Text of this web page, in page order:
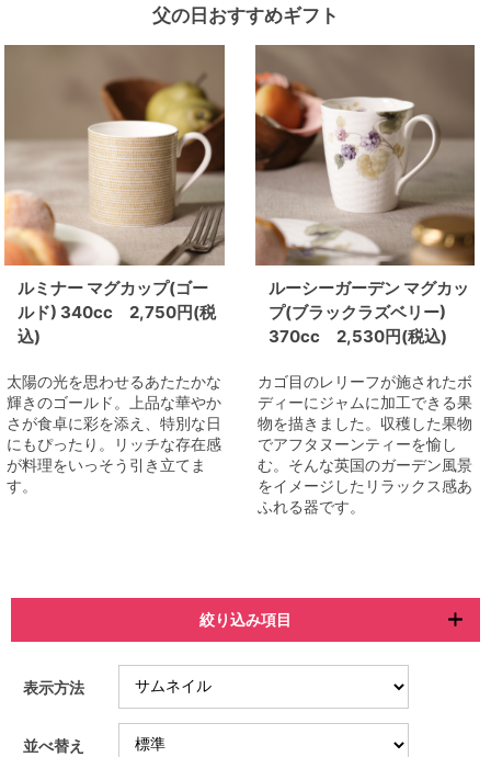
父の日おすすめギフト
ルミナー マグカップ(ゴー
ルド) 340cc 2,750円(税
込)
太陽の光を思わせるあたたかな
輝きのゴールド。上品な華やか
さが食卓に彩を添え、特別な日
にもぴったり。リッチな存在感
が料理をいっそう引き立てま
す。
ルーシーガーデン マグカッ
プ(ブラックラズベリー)
370cc 2,530円(税込)
カゴ目のレリーフが施されたボ
ディーにジャムに加工できる果
物を描きました。収穫した果物
でアフタヌーンティーを愉し
む。そんな英国のガーデン風景
をイメージしたリラックス感あ
ふれる器です。
絞り込み項目
表示方法
並べ替え